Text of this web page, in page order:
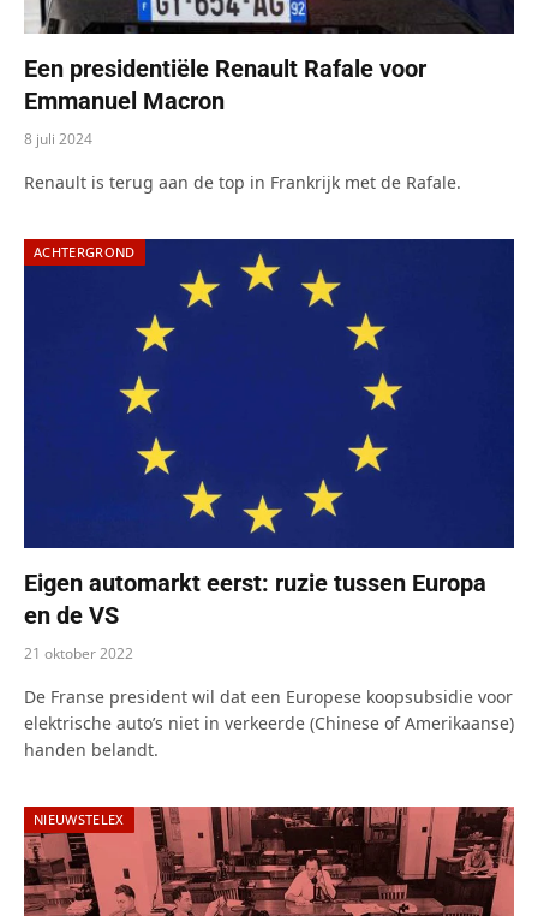
Een presidentiële Renault Rafale voor
Emmanuel Macron
8 juli 2024
Renault is terug aan de top in Frankrijk met de Rafale.
ACHTERGROND
Eigen automarkt eerst: ruzie tussen Europa
en de VS
21 oktober 2022
De Franse president wil dat een Europese koopsubsidie voor
elektrische auto’s niet in verkeerde (Chinese of Amerikaanse)
handen belandt.
NIEUWSTELEX